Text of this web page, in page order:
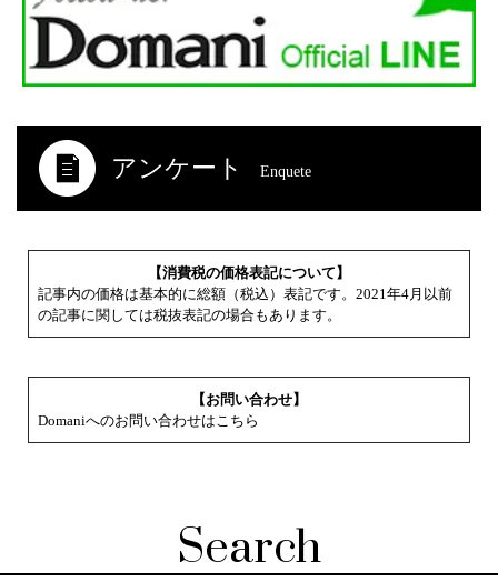
アンケート Enquete
【消費税の価格表記について】
記事内の価格は基本的に総額（税込）表記です。2021年4月以前
の記事に関しては税抜表記の場合もあります。
【お問い合わせ】
Domaniへのお問い合わせはこちら
Search